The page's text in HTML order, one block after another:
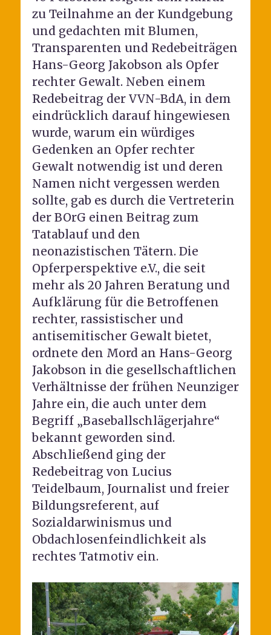
zu Teilnahme an der Kundgebung
und gedachten mit Blumen,
Transparenten und Redebeiträgen
Hans-Georg Jakobson als Opfer
rechter Gewalt. Neben einem
Redebeitrag der VVN-BdA, in dem
eindrücklich darauf hingewiesen
wurde, warum ein würdiges
Gedenken an Opfer rechter
Gewalt notwendig ist und deren
Namen nicht vergessen werden
sollte, gab es durch die Vertreterin
der BOrG einen Beitrag zum
Tatablauf und den
neonazistischen Tätern. Die
Opferperspektive e.V., die seit
mehr als 20 Jahren Beratung und
Aufklärung für die Betroffenen
rechter, rassistischer und
antisemitischer Gewalt bietet,
ordnete den Mord an Hans-Georg
Jakobson in die gesellschaftlichen
Verhältnisse der frühen Neunziger
Jahre ein, die auch unter dem
Begriff „Baseballschlägerjahre“
bekannt geworden sind.
Abschließend ging der
Redebeitrag von Lucius
Teidelbaum, Journalist und freier
Bildungsreferent, auf
Sozialdarwinismus und
Obdachlosenfeindlichkeit als
rechtes Tatmotiv ein.